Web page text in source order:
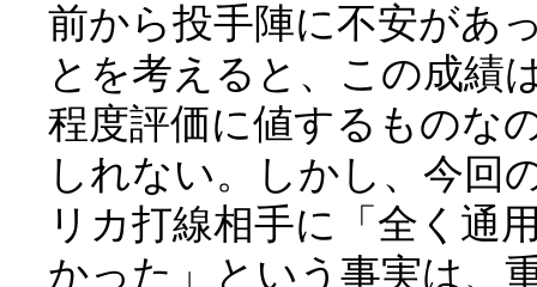
前から投手陣に不安があ
とを考えると、この成績
程度評価に値するものな
しれない。しかし、今回
リカ打線相手に「全く通
かった」という事実は、